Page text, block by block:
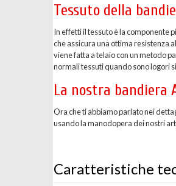
Tessuto della
In effetti il tessuto è la componente
che assicura una ottima resistenza
viene fatta a telaio con un metodo
normali tessuti quando sono logori
La nostra bandiera
Ora che ti abbiamo parlato nei
usando la manodopera dei nostri
Caratteristiche